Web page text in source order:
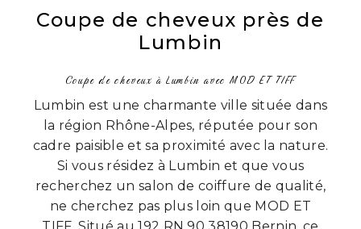
Coupe de cheveux près de
Lumbin
Coupe de cheveux à Lumbin avec MOD ET TIFF
Lumbin est une charmante ville située dans
la région Rhône-Alpes, réputée pour son
cadre paisible et sa proximité avec la nature.
Si vous résidez à Lumbin et que vous
recherchez un salon de coiffure de qualité,
ne cherchez pas plus loin que MOD ET
TIFF. Situé au 192 RN 90 38190 Bernin, ce